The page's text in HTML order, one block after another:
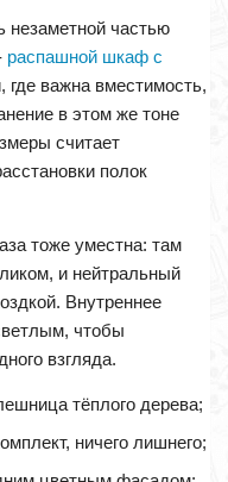
частью
распашной шкаф с
где важна вместимость,
в этом же тоне
считает
полок
тоже уместна: там
и нейтральный
Внутреннее
чтобы
взгляда.
тёплого дерева;
ничего лишнего;